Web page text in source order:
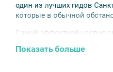
один из лучших гидов
которые в обычной
Самой эффектной частью
поклонится, красавец-
Показать больше